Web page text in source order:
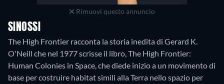
Rimuovi questo annuncio
SINOSSI
The High Frontier racconta la storia inedita di Gerard K.
O'Neill che nel 1977 scrisse il libro, The High Frontier:
Human Colonies in Space, che diede inizio a un movimento di
base per costruire habitat simili alla Terra nello spazio per